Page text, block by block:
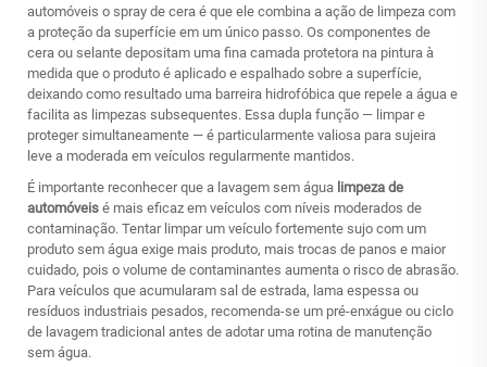
automóveis o spray de cera é que ele combina a ação de limpeza com
a proteção da superfície em um único passo. Os componentes de
cera ou selante depositam uma fina camada protetora na pintura à
medida que o produto é aplicado e espalhado sobre a superfície,
deixando como resultado uma barreira hidrofóbica que repele a água e
facilita as limpezas subsequentes. Essa dupla função — limpar e
proteger simultaneamente — é particularmente valiosa para sujeira
leve a moderada em veículos regularmente mantidos.
É importante reconhecer que a lavagem sem água limpeza de
automóveis é mais eficaz em veículos com níveis moderados de
contaminação. Tentar limpar um veículo fortemente sujo com um
produto sem água exige mais produto, mais trocas de panos e maior
cuidado, pois o volume de contaminantes aumenta o risco de abrasão.
Para veículos que acumularam sal de estrada, lama espessa ou
resíduos industriais pesados, recomenda-se um pré-enxágue ou ciclo
de lavagem tradicional antes de adotar uma rotina de manutenção
sem água.